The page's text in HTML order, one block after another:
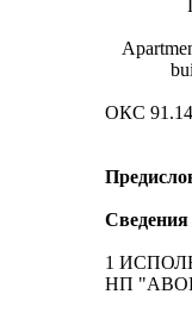
ОКС
Сведения
1
НП